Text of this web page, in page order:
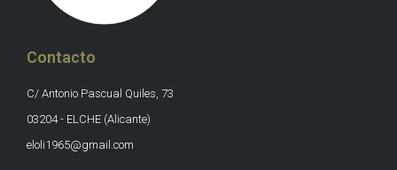
Contacto
C/ Antonio Pascual Quiles, 73
03204 - ELCHE (Alicante)
eloli1965@gmail.com